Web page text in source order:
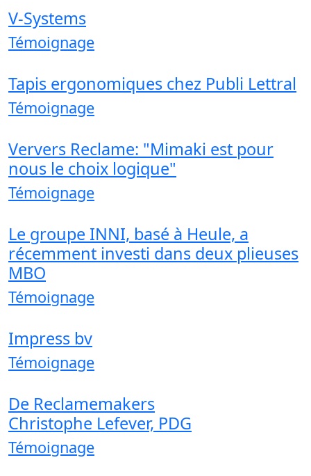
V-Systems
Témoignage
Tapis ergonomiques chez Publi Lettral
Témoignage
Ververs Reclame: "Mimaki est pour
nous le choix logique"
Témoignage
Le groupe INNI, basé à Heule, a
récemment investi dans deux plieuses
MBO
Témoignage
Impress bv
Témoignage
De Reclamemakers
Christophe Lefever, PDG
Témoignage